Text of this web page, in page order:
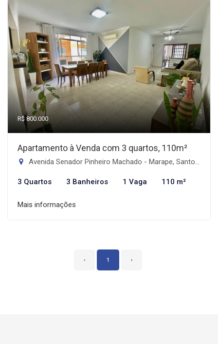
R$ 800.000
Apartamento à Venda com 3 quartos, 110m²
Avenida Senador Pinheiro Machado - Marape, Santos-SP
3 Quartos 3 Banheiros 1 Vaga 110 m²
Mais informações
‹ 1 ›